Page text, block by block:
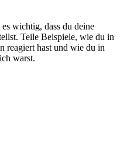
wichtig, dass du deine
Teile Beispiele, wie du in
reagiert hast und wie du in
warst.